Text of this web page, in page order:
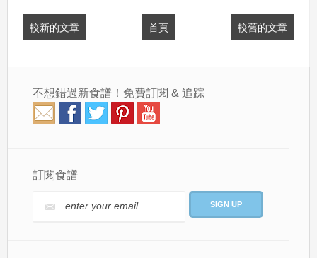
較新的文章 較舊的文章
首頁
不想錯過新食譜！免費訂閱 & 追踪
訂閱食譜